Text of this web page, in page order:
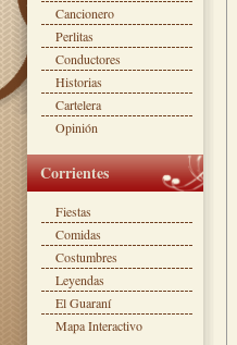
Cancionero
Perlitas
Conductores
Historias
Cartelera
Opinión
Corrientes
Fiestas
Comidas
Costumbres
Leyendas
El Guaraní
Mapa Interactivo